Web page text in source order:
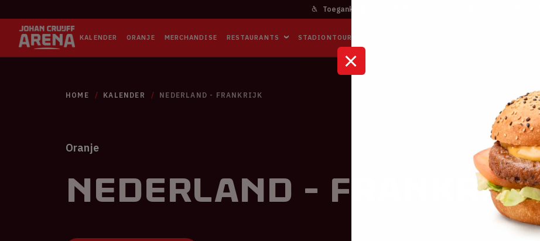
Toegankelijkheid
KALENDER ORANJE MERCHANDISE RESTAURANTS STADIONTOURS
HOME KALENDER NEDERLAND - FRANKRIJK
Oranje
Nederland - Frankrijk